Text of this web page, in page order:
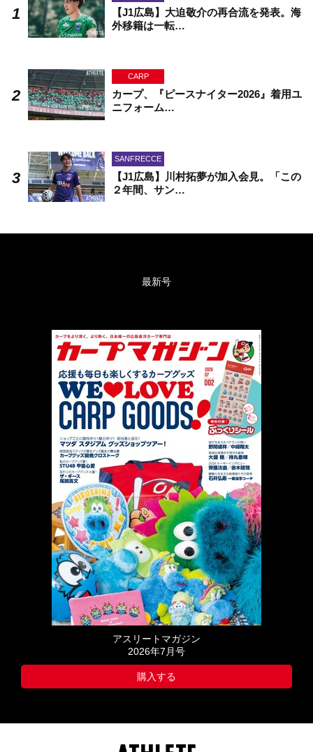
【J1広島】大迫敬介の再合流を発表。海
外移籍は一転…
CARP
カープ、『ピースナイター2026』着用ユ
ニフォーム…
SANFRECCE
【J1広島】川村拓夢が加入会見。「この
２年間、サン…
最新号
アスリートマガジン
2026年7月号
購入する